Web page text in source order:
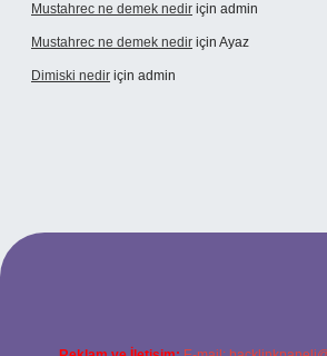
Mustahrec ne demek nedir için admin
Mustahrec ne demek nedir için Ayaz
Dimiski nedir için admin
tulipbett.net/